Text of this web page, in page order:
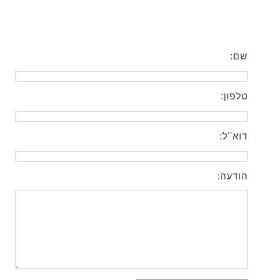
שם:
טלפון:
דוא''ל:
הודעה: